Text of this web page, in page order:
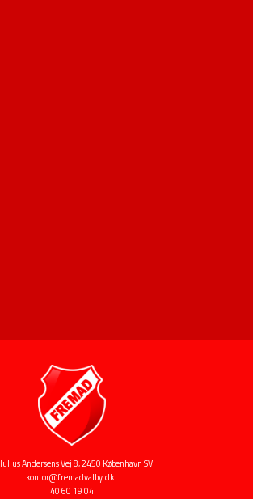
Julius Andersens Vej 8, 2450 København SV
kontor@fremadvalby.dk
40 60 19 04